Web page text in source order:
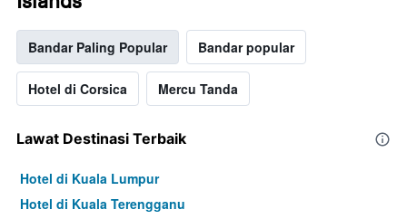
Bandar Paling Popular Bandar popular
Hotel di Corsica Mercu Tanda
Lawat Destinasi Terbaik
Hotel di Kuala Lumpur
Hotel di Kuala Terengganu